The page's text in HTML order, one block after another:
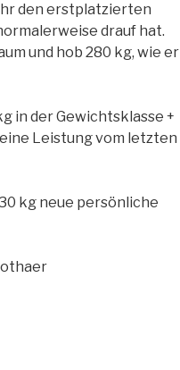
den erstplatzierten
drauf hat.
und hob 280 kg, wie er
in der Gewichtsklasse +
Leistung vom letzten
kg neue persönliche